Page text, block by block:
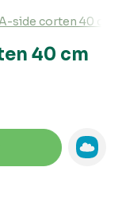
40 cm
side corten 40 cm